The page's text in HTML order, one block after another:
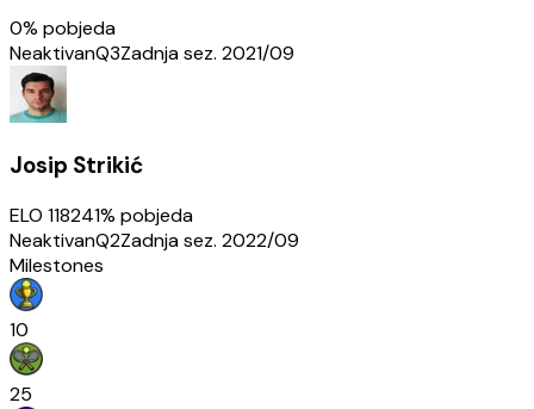
0% pobjeda
NeaktivanQ3Zadnja sez. 2021/09
Josip Strikić
ELO 118241% pobjeda
NeaktivanQ2Zadnja sez. 2022/09
Milestones
10
25